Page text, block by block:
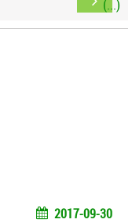
2017-09-30